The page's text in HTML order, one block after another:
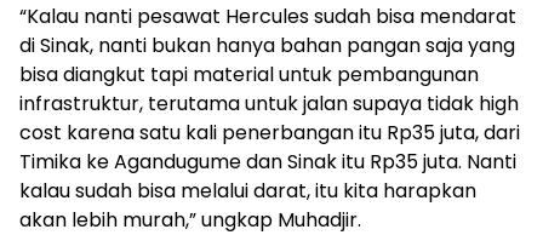
“Kalau nanti pesawat Hercules sudah bisa mendarat
di Sinak, nanti bukan hanya bahan pangan saja yang
bisa diangkut tapi material untuk pembangunan
infrastruktur, terutama untuk jalan supaya tidak high
cost karena satu kali penerbangan itu Rp35 juta, dari
Timika ke Agandugume dan Sinak itu Rp35 juta. Nanti
kalau sudah bisa melalui darat, itu kita harapkan
akan lebih murah,” ungkap Muhadjir.